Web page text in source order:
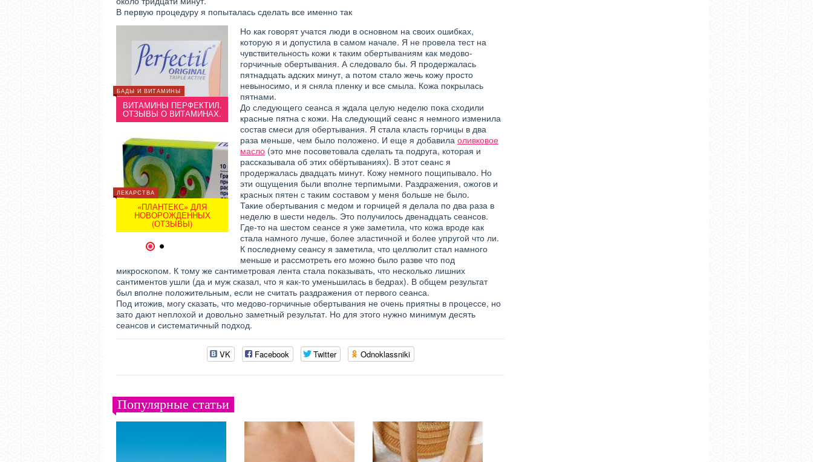
В первую процедуру я попыталась сделать все именно так
БАДЫ И ВИТАМИНЫ
ВИТАМИНЫ ПЕРФЕКТИЛ.
ОТЗЫВЫ О ВИТАМИНАХ.
ЛЕКАРСТВА
«ПЛАНТЕКС» ДЛЯ
НОВОРОЖДЕННЫХ
(ОТЗЫВЫ)
КРАСОТА
МЕДОВЫЙ ЛОСЬОН
БОЛТУШКА ОТ ПРЫЩЕЙ
КРАСОТА
РЕЦЕПТЫ МАСОК ИЗ
КЛУБНИКИ
БАДЫ И ВИТАМИНЫ
ВИТАМИНЫ ПЕРФЕКТИЛ.
ОТЗЫВЫ О ВИТАМИНАХ.
ЛЕКАРСТВА
«ПЛАНТЕКС» ДЛЯ
НОВОРОЖДЕННЫХ
(ОТЗЫВЫ)
Но как говорят учатся люди в основном на своих ошибках,
которую я и допустила в самом начале. Я не провела тест на
чувствительность кожи к таким обертываниям как медово-
горчичные обертывания. А следовало бы. Я продержалась
пятнадцать адских минут, а потом стало жечь кожу просто
невыносимо, и я сняла пленку и все смыла. Кожа покрылась
пятнами.
До следующего сеанса я ждала целую неделю пока сходили
красные пятна с кожи. На следующий сеанс я немного изменила
состав смеси для обертывания. Я стала класть горчицы в два
раза меньше, чем было положено. И еще я добавила оливковое
масло (это мне посоветовала сделать та подруга, которая и
рассказывала об этих обёртываниях). В этот сеанс я
продержалась двадцать минут. Кожу немного пощипывало. Но
эти ощущения были вполне терпимыми. Раздражения, ожогов и
красных пятен с таким составом у меня больше не было.
Такие обертывания с медом и горчицей я делала по два раза в
неделю в шести недель. Это получилось двенадцать сеансов.
Где-то на шестом сеансе я уже заметила, что кожа вроде как
стала намного лучше, более эластичной и более упругой что ли.
К последнему сеансу я заметила, что целлюлит стал намного
меньше и рассмотреть его можно было разве что под
микроскопом. К тому же сантиметровая лента стала показывать, что несколько лишних
сантиментов ушли (да и муж сказал, что я как-то уменьшилась в бедрах). В общем результат
был вполне положительным, если не считать раздражения от первого сеанса.
Под итожив, могу сказать, что медово-горчичные обертывания не очень приятны в процессе, но
зато дают неплохой и довольно заметный результат. Но для этого нужно минимум десять
сеансов и систематичный подход.
VK Facebook Twitter Odnoklassniki
Популярные статьи